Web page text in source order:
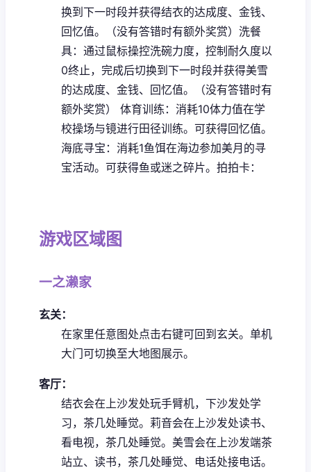
换到下一时段并获得结衣的达成度、金钱、
回忆值。（没有答错时有额外奖赏） 洗餐
具：通过鼠标操控洗碗力度，控制耐久度以
0终止，完成后切换到下一时段并获得美雪
的达成度、金钱、回忆值。（没有答错时有
额外奖赏）
体育训练：消耗10体力值在学
校操场与镜进行田径训练。可获得回忆值。
海底寻宝：消耗1鱼饵在海边参加美月的寻
宝活动。可获得鱼或迷之碎片。 拍拍卡：
游戏区域图
一之濑家
玄关：
在家里任意图处点击右键可回到玄关。 单机
大门可切换至大地图展示。
客厅：
结衣会在上沙发处玩手臂机，下沙发处学
习，茶几处睡觉。 莉音会在上沙发处读书、
看电视，茶几处睡觉。 美雪会在上沙发端茶
站立、读书，茶几处睡觉、电话处接电话。